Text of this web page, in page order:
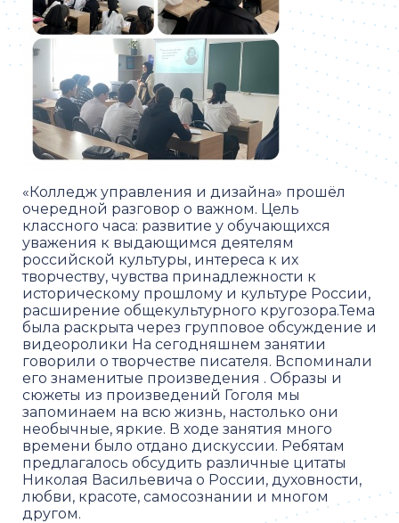
«Колледж управления и дизайна» прошёл
очередной разговор о важном. Цель
классного часа: развитие у обучающихся
уважения к выдающимся деятелям
российской культуры, интереса к их
творчеству, чувства принадлежности к
историческому прошлому и культуре России,
расширение общекультурного кругозора.Тема
была раскрыта через групповое обсуждение и
видеоролики На сегодняшнем занятии
говорили о творчестве писателя. Вспоминали
его знаменитые произведения . Образы и
сюжеты из произведений Гоголя мы
запоминаем на всю жизнь, настолько они
необычные, яркие. В ходе занятия много
времени было отдано дискуссии. Ребятам
предлагалось обсудить различные цитаты
Николая Васильевича о России, духовности,
любви, красоте, самосознании и многом
другом.